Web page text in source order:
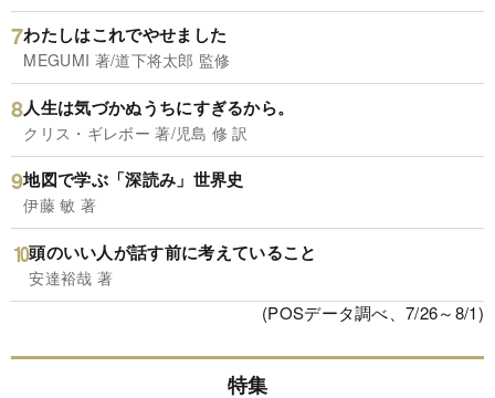
わたしはこれでやせました
MEGUMI 著/道下将太郎 監修
人生は気づかぬうちにすぎるから。
クリス・ギレボー 著/児島 修 訳
地図で学ぶ「深読み」世界史
伊藤 敏 著
頭のいい人が話す前に考えていること
安達裕哉 著
(POSデータ調べ、7/26～8/1)
特集